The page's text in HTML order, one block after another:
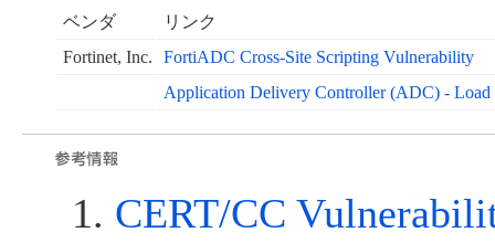
ベンダ
リンク
Fortinet, Inc.
FortiADC Cross-Site Scripting Vulnerability
Application Delivery Controller (ADC) - Load
CERT/CC